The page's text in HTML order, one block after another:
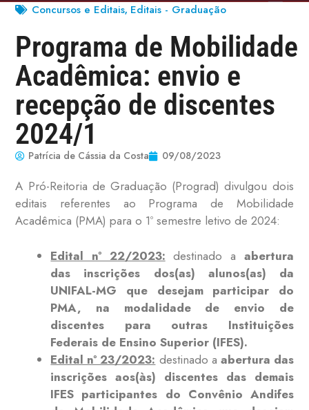
Concursos e Editais, Editais - Graduação
Programa de Mobilidade
Acadêmica: envio e
recepção de discentes
2024/1
Patrícia de Cássia da Costa 09/08/2023
A Pró-Reitoria de Graduação (Prograd) divulgou dois
editais referentes ao Programa de Mobilidade
Acadêmica (PMA) para o 1º semestre letivo de 2024:
Edital nº 22/2023: destinado a abertura
das inscrições dos(as) alunos(as) da
UNIFAL-MG que desejam participar do
PMA, na modalidade de envio de
discentes para outras Instituições
Federais de Ensino Superior (IFES).
Edital nº 23/2023: destinado a abertura das
inscrições aos(às) discentes das demais
IFES participantes do Convênio Andifes